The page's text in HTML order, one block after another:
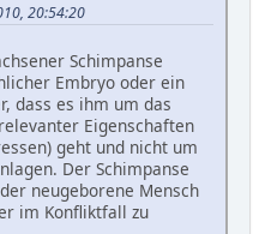
20:54:20
Schimpanse
Embryo oder ein
dass es ihm um das
Eigenschaften
geht und nicht um
Der Schimpanse
neugeborene Mensch
im Konfliktfall zu